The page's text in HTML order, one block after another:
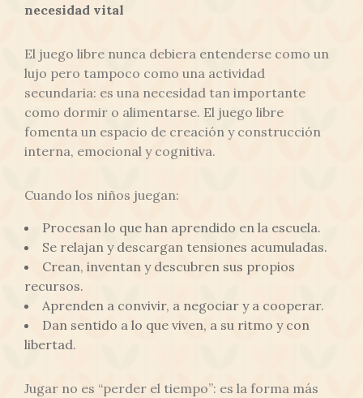
necesidad vital
El juego libre nunca debiera entenderse como un
lujo pero tampoco como una actividad
secundaria: es una necesidad tan importante
como dormir o alimentarse. El juego libre
fomenta un espacio de creación y construcción
interna, emocional y cognitiva.
Cuando los niños juegan:
Procesan lo que han aprendido en la escuela.
Se relajan y descargan tensiones acumuladas.
Crean, inventan y descubren sus propios
recursos.
Aprenden a convivir, a negociar y a cooperar.
Dan sentido a lo que viven, a su ritmo y con
libertad.
Jugar no es “perder el tiempo”: es la forma más